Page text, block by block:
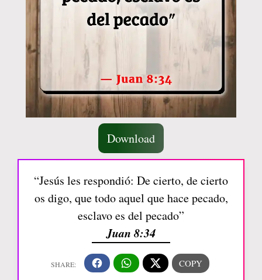
Download
“Jesús les respondió: De cierto, de cierto
os digo, que todo aquel que hace pecado,
esclavo es del pecado”
Juan 8:34